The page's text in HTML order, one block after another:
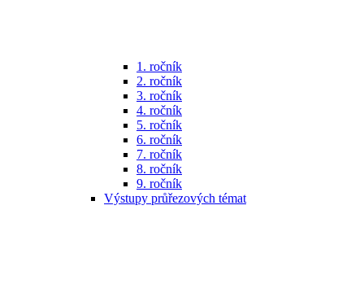
1. ročník
2. ročník
3. ročník
4. ročník
5. ročník
6. ročník
7. ročník
8. ročník
9. ročník
Výstupy průřezových témat